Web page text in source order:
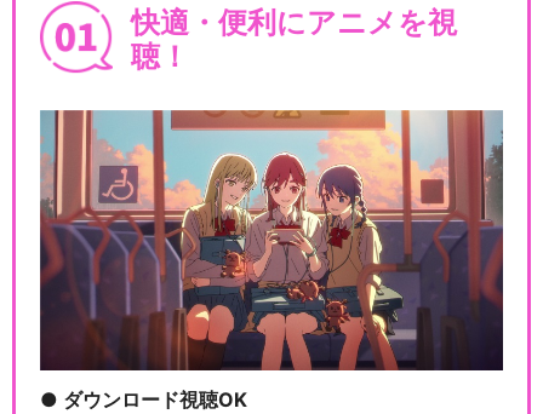
快適・便利にアニメを視
聴！
ダウンロード視聴OK